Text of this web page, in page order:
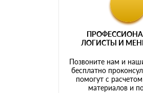
ЛОГИСТЫ И
Позвоните нам и
бесплатно
помогут с
материалов и